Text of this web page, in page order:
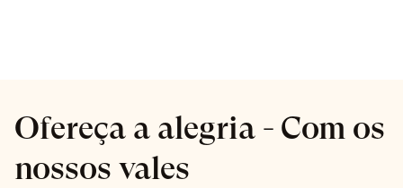
Ofereça a alegria - Com os
nossos vales